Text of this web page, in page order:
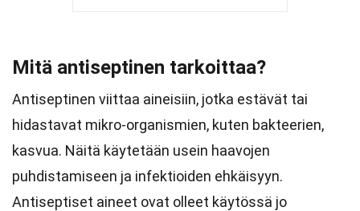
Mitä antiseptinen tarkoittaa?
Antiseptinen viittaa aineisiin, jotka estävät tai
hidastavat mikro-organismien, kuten bakteerien,
kasvua. Näitä käytetään usein haavojen
puhdistamiseen ja infektioiden ehkäisyyn.
Antiseptiset aineet ovat olleet käytössä jo